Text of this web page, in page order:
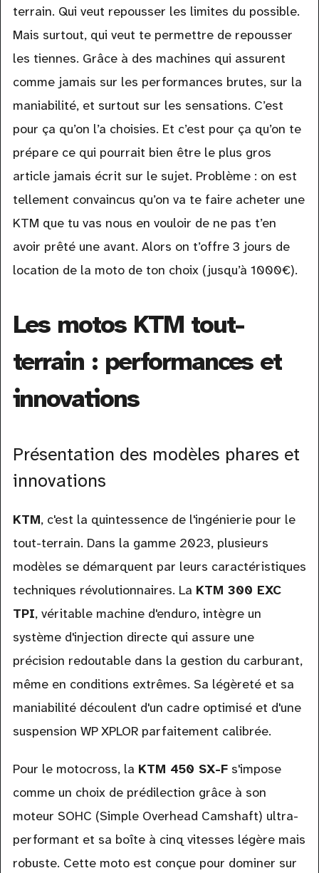
terrain. Qui veut repousser les limites du possible.
Mais surtout, qui veut te permettre de repousser
les tiennes. Grâce à des machines qui assurent
comme jamais sur les performances brutes, sur la
maniabilité, et surtout sur les sensations. C’est
pour ça qu’on l’a choisies. Et c’est pour ça qu’on te
prépare ce qui pourrait bien être le plus gros
article jamais écrit sur le sujet. Problème : on est
tellement convaincus qu’on va te faire acheter une
KTM que tu vas nous en vouloir de ne pas t’en
avoir prêté une avant. Alors on t’offre 3 jours de
location de la moto de ton choix (jusqu’à 1000€).
Les motos KTM tout-
terrain : performances et
innovations
Présentation des modèles phares et
innovations
KTM, c'est la quintessence de l'ingénierie pour le
tout-terrain. Dans la gamme 2023, plusieurs
modèles se démarquent par leurs caractéristiques
techniques révolutionnaires. La KTM 300 EXC
TPI, véritable machine d'enduro, intègre un
système d'injection directe qui assure une
précision redoutable dans la gestion du carburant,
même en conditions extrêmes. Sa légèreté et sa
maniabilité découlent d'un cadre optimisé et d'une
suspension WP XPLOR parfaitement calibrée.
Pour le motocross, la KTM 450 SX-Fs'impose
comme un choix de prédilection grâce à son
moteur SOHC (Simple Overhead Camshaft) ultra-
performant et sa boîte à cinq vitesses légère mais
robuste. Cette moto est conçue pour dominer sur